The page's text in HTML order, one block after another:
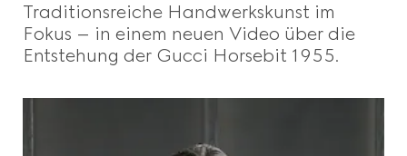
Traditionsreiche Handwerkskunst im
Fokus – in einem neuen Video über die
Entstehung der Gucci Horsebit 1955.